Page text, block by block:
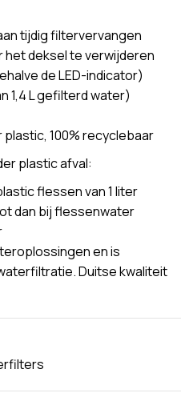
tijdig filtervervangen
het deksel te verwijderen
de LED-indicator)
1,4 L gefilterd water)
100% recyclebaar
plastic afval:
flessen van 1 liter
dan bij flessenwater
en is
Duitse kwaliteit